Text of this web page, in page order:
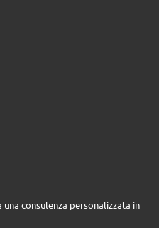
consulenza personalizzata in